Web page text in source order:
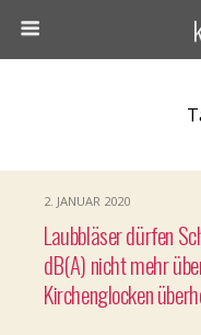
2. JANUAR 2020
Laubbläser dürfen
dB(A) nicht mehr
Kirchenglocken